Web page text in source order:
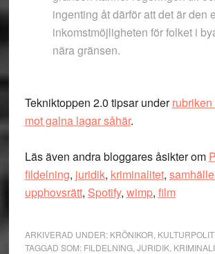
ingenting åt därför att det är den
inkomstmöjligheten för folket i
nära gränsen.
Tekniktoppen 2.0 tipsar under
mot galna lagar såhär.
Läs även andra bloggares åsikter om
fildelning, juridik, kriminalitet,
upphovsrätt, Spotify, wimp, film
ARKIVERAD UNDER: KRÖNIKOR
TAGGAD SOM: FILDELNING, JURIDIK,